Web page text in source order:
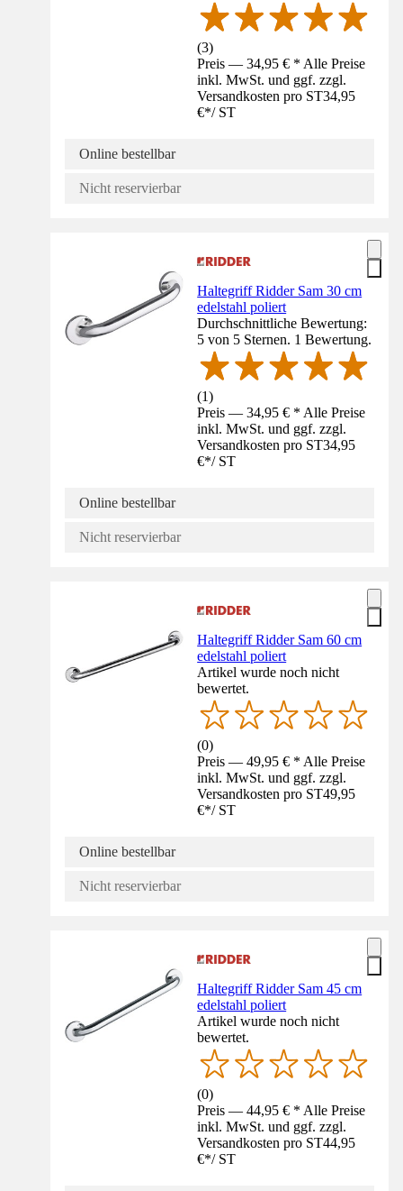
(3)
Preis — 34,95 € * Alle Preise
inkl. MwSt. und ggf. zzgl.
Versandkosten pro ST34,95
€*/ ST
Online bestellbar
Nicht reservierbar
Haltegriff Ridder Sam 30 cm
edelstahl poliert
Durchschnittliche Bewertung:
5 von 5 Sternen. 1 Bewertung.
(1)
Preis — 34,95 € * Alle Preise
inkl. MwSt. und ggf. zzgl.
Versandkosten pro ST34,95
€*/ ST
Online bestellbar
Nicht reservierbar
Haltegriff Ridder Sam 60 cm
edelstahl poliert
Artikel wurde noch nicht
bewertet.
(0)
Preis — 49,95 € * Alle Preise
inkl. MwSt. und ggf. zzgl.
Versandkosten pro ST49,95
€*/ ST
Online bestellbar
Nicht reservierbar
Haltegriff Ridder Sam 45 cm
edelstahl poliert
Artikel wurde noch nicht
bewertet.
(0)
Preis — 44,95 € * Alle Preise
inkl. MwSt. und ggf. zzgl.
Versandkosten pro ST44,95
€*/ ST